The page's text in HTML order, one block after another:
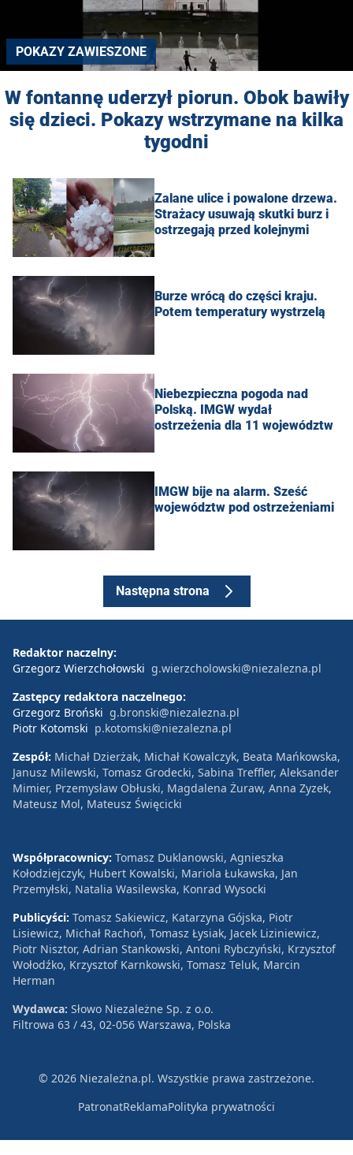
POKAZY ZAWIESZONE
W fontannę uderzył piorun. Obok bawiły
się dzieci. Pokazy wstrzymane na kilka
tygodni
Zalane ulice i powalone drzewa.
Strażacy usuwają skutki burz i
ostrzegają przed kolejnymi
Burze wrócą do części kraju.
Potem temperatury wystrzelą
Niebezpieczna pogoda nad
Polską. IMGW wydał
ostrzeżenia dla 11 województw
IMGW bije na alarm. Sześć
województw pod ostrzeżeniami
Następna strona
Redaktor naczelny:
Grzegorz Wierzchołowski g.wierzcholowski@niezalezna.pl
Zastępcy redaktora naczelnego:
Grzegorz Broński g.bronski@niezalezna.pl
Piotr Kotomski p.kotomski@niezalezna.pl
Zespół: Michał Dzierżak, Michał Kowalczyk, Beata Mańkowska,
Janusz Milewski, Tomasz Grodecki, Sabina Treffler, Aleksander
Mimier, Przemysław Obłuski, Magdalena Żuraw, Anna Zyzek,
Mateusz Mol, Mateusz Święcicki
Współpracownicy: Tomasz Duklanowski, Agnieszka
Kołodziejczyk, Hubert Kowalski, Mariola Łukawska, Jan
Przemyłski, Natalia Wasilewska, Konrad Wysocki
Publicyści: Tomasz Sakiewicz, Katarzyna Gójska, Piotr
Lisiewicz, Michał Rachoń, Tomasz Łysiak, Jacek Liziniewicz,
Piotr Nisztor, Adrian Stankowski, Antoni Rybczyński, Krzysztof
Wołodźko, Krzysztof Karnkowski, Tomasz Teluk, Marcin
Herman
Wydawca: Słowo Niezależne Sp. z o.o.
Filtrowa 63 / 43, 02-056 Warszawa, Polska
© 2026 Niezależna.pl. Wszystkie prawa zastrzeżone.
PatronatReklamaPolityka prywatności